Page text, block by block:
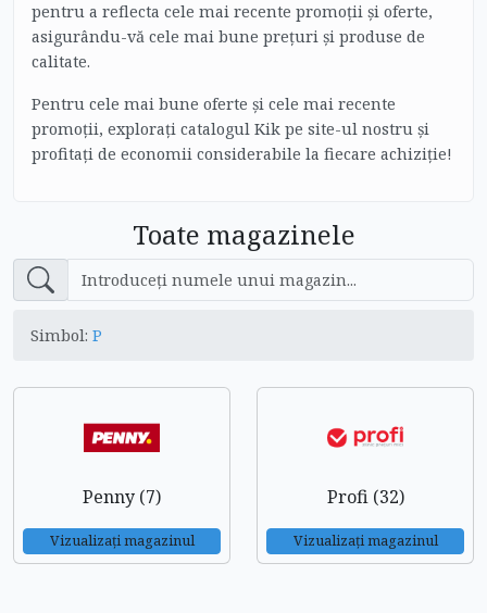
pentru a reflecta cele mai recente promoții și oferte,
asigurându-vă cele mai bune prețuri și produse de
calitate.
Pentru cele mai bune oferte și cele mai recente
promoții, explorați catalogul Kik pe site-ul nostru și
profitați de economii considerabile la fiecare achiziție!
Toate magazinele
Simbol: P
Penny (7)
Vizualizați magazinul
Profi (32)
Vizualizați magazinul